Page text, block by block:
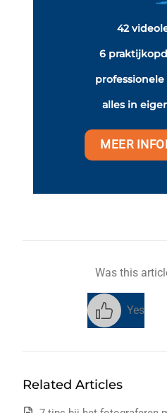
42
6
alles in
MEER
Was this
Yes
Related Articles